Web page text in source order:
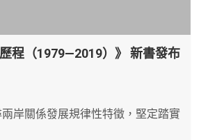
程（1979—2019）》 新書發布
岸關係發展規律性特徵，堅定踏實